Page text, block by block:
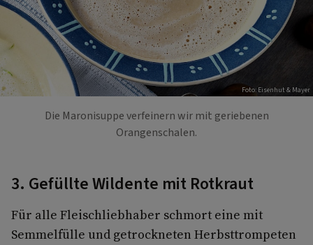
Foto: Eisenhut & Mayer
Die Maronisuppe verfeinern wir mit geriebenen
Orangenschalen.
3. Gefüllte Wildente mit Rotkraut
Für alle Fleischliebhaber schmort eine mit
Semmelfülle und getrockneten Herbsttrompeten